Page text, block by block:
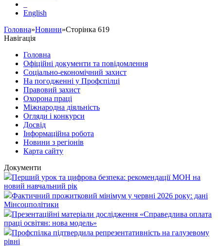
English
Головна»Новини»Сторінка 619
Навігація
Головна
Офіційні документи та повідомлення
Соціально-економічний захист
На погодженні у Профспілці
Правовий захист
Охорона праці
Міжнародна діяльність
Огляди і конкурси
Досвід
Інформаційна робота
Новини з регіонів
Карта сайту
Документи
Перший урок та цифрова безпека: рекомендації МОН на
новий навчальний рік
Фактичний прожитковий мінімум у червні 2026 року: дані
Мінсоцполітики
Презентаційні матеріали дослідження «Справедлива оплата
праці освітян: нова модель»
Профспілка підтвердила репрезентативність на галузевому
рівні